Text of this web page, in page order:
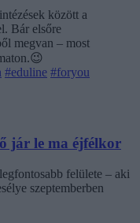
között a
Bár elsőre
megvan – most
#eduline #foryou
jár le ma éjfélkor
felülete – aki
szeptemberben